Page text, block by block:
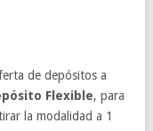
de depósitos a
Flexible, para
la modalidad a 1